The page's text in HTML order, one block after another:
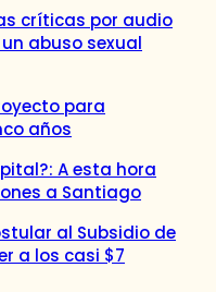
críticas por audio
abuso sexual
para
años
A esta hora
a Santiago
al Subsidio de
a los casi $7